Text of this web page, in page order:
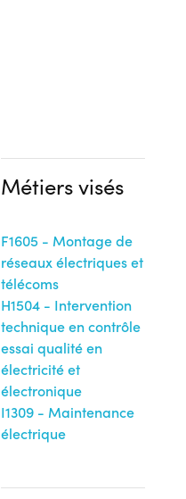
Métiers visés
F1605 - Montage de
réseaux électriques et
télécoms
H1504 - Intervention
technique en contrôle
essai qualité en
électricité et
électronique
I1309 - Maintenance
électrique